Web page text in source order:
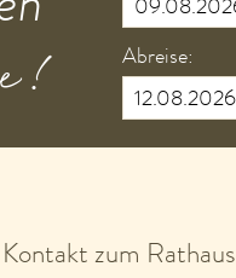
! Abreise:
Kontakt zum Rathaus